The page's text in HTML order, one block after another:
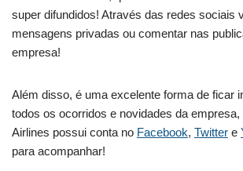
super difundidos! Através das redes sociais
mensagens privadas ou comentar nas
empresa!
Além disso, é uma excelente forma de ficar
todos os ocorridos e novidades da empresa,
Airlines possui conta no Facebook, Twitter e
para acompanhar!